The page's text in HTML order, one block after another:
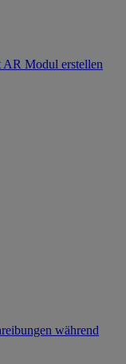
AR Modul erstellen
während